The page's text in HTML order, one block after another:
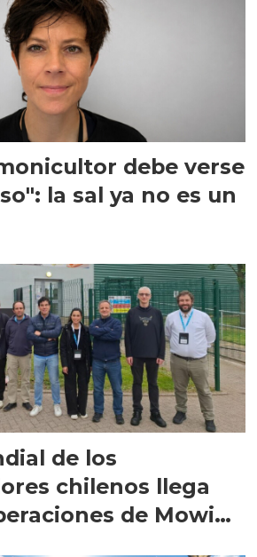
debe verse
la sal ya no es un
de los
chilenos llega
de Mowi